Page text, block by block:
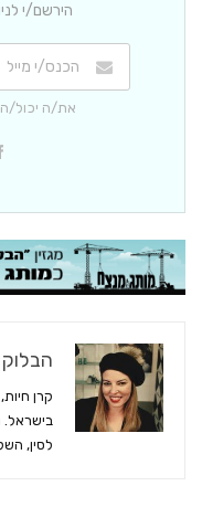
הירשם/י
את/ה יכול/
הבלוק
קרן
בישראל.
לסין,